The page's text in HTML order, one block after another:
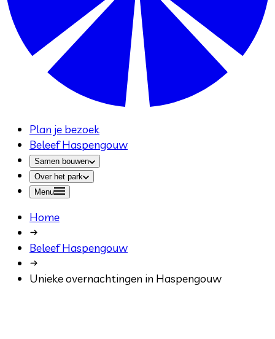
Plan je bezoek
Beleef Haspengouw
Samen bouwen
Over het park
Menu
Home
Beleef Haspengouw
Unieke overnachtingen in Haspengouw